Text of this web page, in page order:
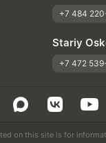
+7 484
Stariy
+7 472
on this site is for